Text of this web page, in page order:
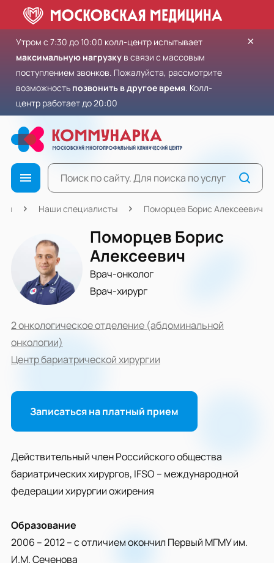
Утром с 7:30 до 10:00 колл-центр испытывает
максимальную нагрузку в связи с массовым
поступлением звонков. Пожалуйста, рассмотрите
возможность позвонить в другое время. Колл-
центр работает до 20:00
×
Наши специалисты Поморцев Борис Алексеевич
Поморцев Борис
Алексеевич
Врач-онколог
Врач-хирург
2 онкологическое отделение (абдоминальной
онкологии)
Центр бариатрической хирургии
Записаться на платный прием
Действительный член Российского общества
бариатрических хирургов, IFSO – международной
федерации хирургии ожирения
Образование
2006 – 2012 – с отличием окончил Первый МГМУ им.
И.М. Сеченова